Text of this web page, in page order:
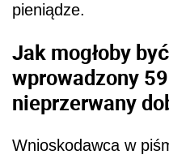
pieniądze.
Jak mogłoby
wprowadzony
nieprzerwany
Wnioskodawca w